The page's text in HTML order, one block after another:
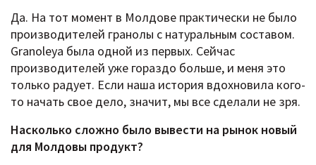
Да. На тот момент в Молдове практически не было
производителей гранолы с натуральным составом.
Granoleya была одной из первых. Сейчас
производителей уже гораздо больше, и меня это
только радует. Если наша история вдохновила кого-
то начать свое дело, значит, мы все сделали не зря.
Насколько сложно было вывести на рынок новый
для Молдовы продукт?